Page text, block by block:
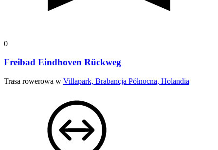
0
Freibad Eindhoven Rückweg
Trasa rowerowa w Villapark, Brabancja Północna, Holandia